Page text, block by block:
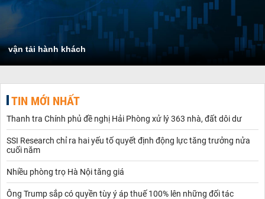
vận tải hành khách
TIN MỚI NHẤT
Thanh tra Chính phủ đề nghị Hải Phòng xử lý 363 nhà, đất dôi dư
SSI Research chỉ ra hai yếu tố quyết định động lực tăng trưởng nửa
cuối năm
Nhiều phòng trọ Hà Nội tăng giá
Ông Trump sắp có quyền tùy ý áp thuế 100% lên những đối tác